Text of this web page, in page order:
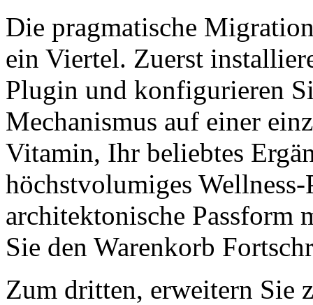
Die pragmatische
ein Viertel. Zuerst
Plugin und konfigurieren
Mechanismus auf einer
Vitamin, Ihr beliebtes
höchstvolumiges
architektonische Passform
Sie den Warenkorb
Zum dritten, erweitern Sie